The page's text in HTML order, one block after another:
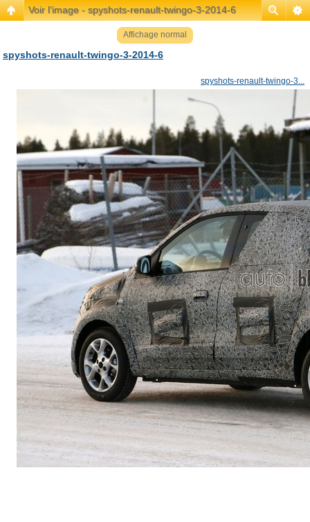
Voir l’image - spyshots-renault-twingo-3-2014-6
Affichage normal
spyshots-renault-twingo-3-2014-6
spyshots-renault-twingo-3...